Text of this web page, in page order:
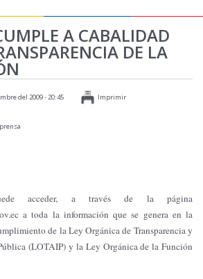
A CABALIDAD
DE LA
del 2009 - 20:45 Imprimir
acceder, a través de la página
a toda la información que se genera en la
de la Ley Orgánica de Transparencia y
(LOTAIP) y la Ley Orgánica de la Función